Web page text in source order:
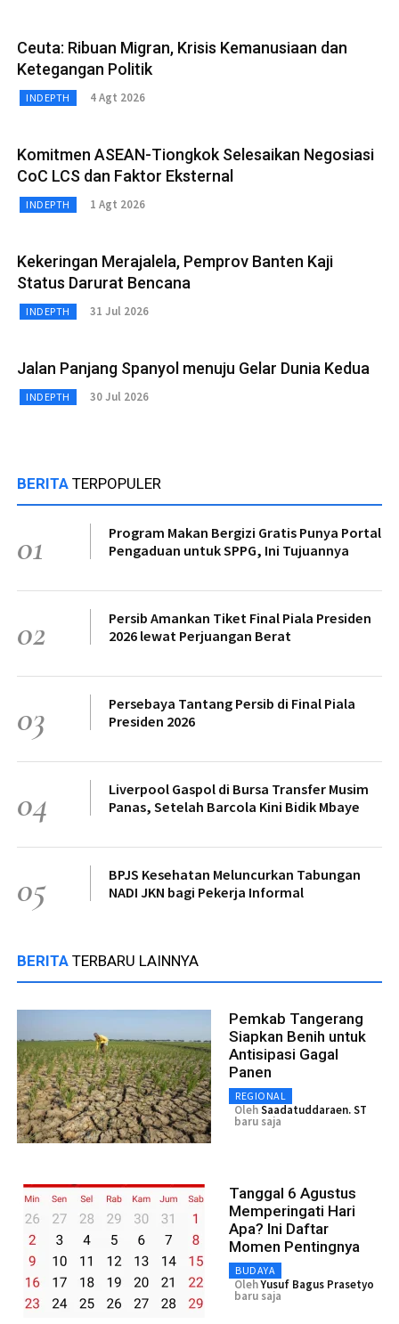
Ceuta: Ribuan Migran, Krisis Kemanusiaan dan
Ketegangan Politik
INDEPTH 4 Agt 2026
Komitmen ASEAN-Tiongkok Selesaikan Negosiasi
CoC LCS dan Faktor Eksternal
INDEPTH 1 Agt 2026
Kekeringan Merajalela, Pemprov Banten Kaji
Status Darurat Bencana
INDEPTH 31 Jul 2026
Jalan Panjang Spanyol menuju Gelar Dunia Kedua
INDEPTH 30 Jul 2026
BERITA TERPOPULER
01
Program Makan Bergizi Gratis Punya Portal
Pengaduan untuk SPPG, Ini Tujuannya
02
Persib Amankan Tiket Final Piala Presiden
2026 lewat Perjuangan Berat
03
Persebaya Tantang Persib di Final Piala
Presiden 2026
04
Liverpool Gaspol di Bursa Transfer Musim
Panas, Setelah Barcola Kini Bidik Mbaye
05
BPJS Kesehatan Meluncurkan Tabungan
NADI JKN bagi Pekerja Informal
BERITA TERBARU LAINNYA
Pemkab Tangerang
Siapkan Benih untuk
Antisipasi Gagal
Panen
REGIONAL
OlehSaadatuddaraen. ST
baru saja
Tanggal 6 Agustus
Memperingati Hari
Apa? Ini Daftar
Momen Pentingnya
BUDAYA
OlehYusuf Bagus Prasetyo
baru saja